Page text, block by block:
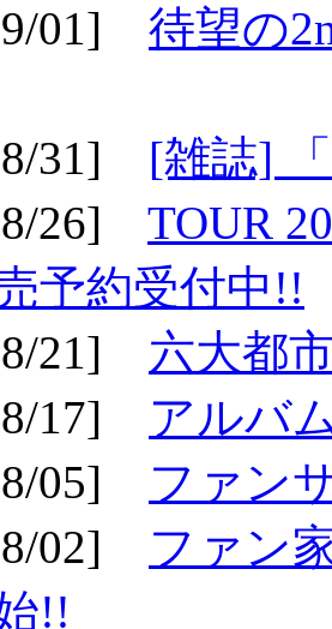
01] 待望の
31] [雑誌]
26] TOUR
予約受付中!!
21] 六大都
17] アルバ
05] ファン
02] ファン
!!